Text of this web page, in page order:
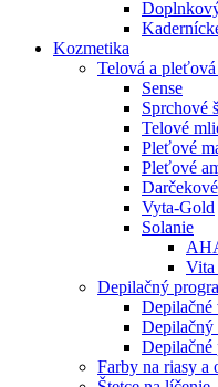
Kozmetika
Telová a
Sense
Sprchové
Telové
Pleťové
Pleťové
Vyta-Gold
Solanie
Vita
Depilačný
Depilačné
Depilačný
Depilačné
Farby na riasy a